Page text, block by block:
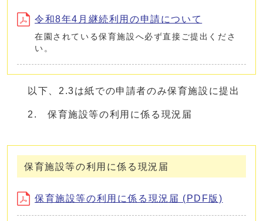
令和8年4月継続利用の申請について
在園されている保育施設へ必ず直接ご提出くださ
い。
以下、2.3は紙での申請者のみ保育施設に提出
2. 保育施設等の利用に係る現況届
保育施設等の利用に係る現況届
保育施設等の利用に係る現況届 (PDF版)